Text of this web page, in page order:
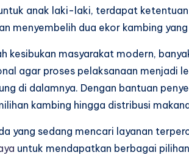
anak laki-laki, terdapat
menyembelih dua ekor kambing
kesibukan masyarakat modern,
agar proses pelaksanaan menjadi
di dalamnya. Dengan bantuan
kambing hingga distribusi
yang sedang mencari layanan
untuk mendapatkan berbagai